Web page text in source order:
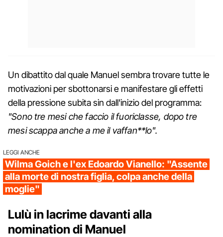
Un dibattito dal quale Manuel sembra trovare tutte le
motivazioni per sbottonarsi e manifestare gli effetti
della pressione subita sin dall'inizio del programma:
"Sono tre mesi che faccio il fuoriclasse, dopo tre
mesi scappa anche a me il vaffan**lo".
LEGGI ANCHE
Wilma Goich e l'ex Edoardo Vianello: "Assente
alla morte di nostra figlia, colpa anche della
moglie"
Lulù in lacrime davanti alla
nomination di Manuel